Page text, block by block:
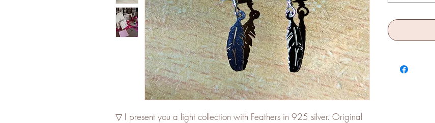
▽ I present you a light collection with Feathers in 925 silver. Original